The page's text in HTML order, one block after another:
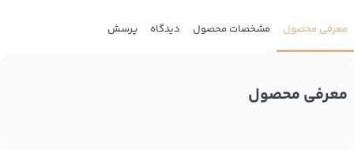
معرفی محصول مشخصات محصول دیدگاه پرسش
معرفی محصول